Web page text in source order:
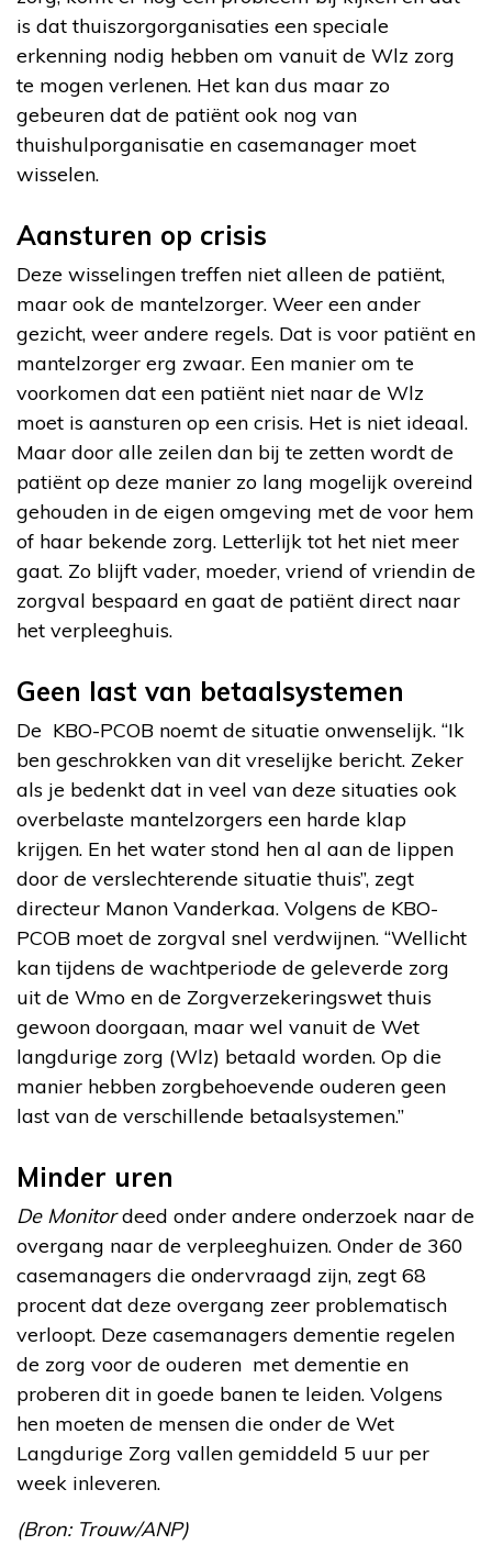
is dat thuiszorgorganisaties een speciale
erkenning nodig hebben om vanuit de Wlz zorg
te mogen verlenen. Het kan dus maar zo
gebeuren dat de patiënt ook nog van
thuishulporganisatie en casemanager moet
wisselen.
Aansturen op crisis
Deze wisselingen treffen niet alleen de patiënt,
maar ook de mantelzorger. Weer een ander
gezicht, weer andere regels. Dat is voor patiënt en
mantelzorger erg zwaar. Een manier om te
voorkomen dat een patiënt niet naar de Wlz
moet is aansturen op een crisis. Het is niet ideaal.
Maar door alle zeilen dan bij te zetten wordt de
patiënt op deze manier zo lang mogelijk overeind
gehouden in de eigen omgeving met de voor hem
of haar bekende zorg. Letterlijk tot het niet meer
gaat. Zo blijft vader, moeder, vriend of vriendin de
zorgval bespaard en gaat de patiënt direct naar
het verpleeghuis.
Geen last van betaalsystemen
De KBO-PCOB noemt de situatie onwenselijk. “Ik
ben geschrokken van dit vreselijke bericht. Zeker
als je bedenkt dat in veel van deze situaties ook
overbelaste mantelzorgers een harde klap
krijgen. En het water stond hen al aan de lippen
door de verslechterende situatie thuis”, zegt
directeur Manon Vanderkaa. Volgens de KBO-
PCOB moet de zorgval snel verdwijnen. “Wellicht
kan tijdens de wachtperiode de geleverde zorg
uit de Wmo en de Zorgverzekeringswet thuis
gewoon doorgaan, maar wel vanuit de Wet
langdurige zorg (Wlz) betaald worden. Op die
manier hebben zorgbehoevende ouderen geen
last van de verschillende betaalsystemen.”
Minder uren
De Monitordeed onder andere onderzoek naar de
overgang naar de verpleeghuizen. Onder de 360
casemanagers die ondervraagd zijn, zegt 68
procent dat deze overgang zeer problematisch
verloopt. Deze casemanagers dementie regelen
de zorg voor de ouderen met dementie en
proberen dit in goede banen te leiden. Volgens
hen moeten de mensen die onder de Wet
Langdurige Zorg vallen gemiddeld 5 uur per
week inleveren.
(Bron: Trouw/ANP)